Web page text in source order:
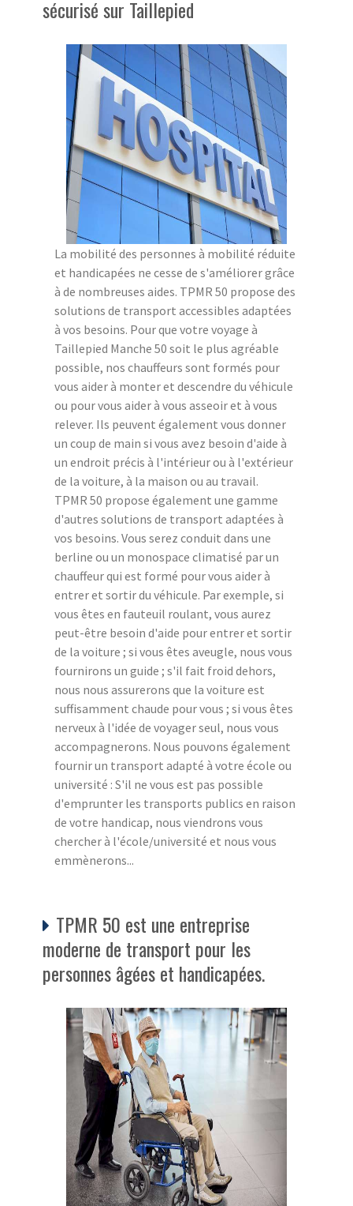
sécurisé sur Taillepied
La mobilité des personnes à mobilité réduite
et handicapées ne cesse de s'améliorer grâce
à de nombreuses aides. TPMR 50 propose des
solutions de transport accessibles adaptées
à vos besoins. Pour que votre voyage à
Taillepied Manche 50 soit le plus agréable
possible, nos chauffeurs sont formés pour
vous aider à monter et descendre du véhicule
ou pour vous aider à vous asseoir et à vous
relever. Ils peuvent également vous donner
un coup de main si vous avez besoin d'aide à
un endroit précis à l'intérieur ou à l'extérieur
de la voiture, à la maison ou au travail.
TPMR 50 propose également une gamme
d'autres solutions de transport adaptées à
vos besoins. Vous serez conduit dans une
berline ou un monospace climatisé par un
chauffeur qui est formé pour vous aider à
entrer et sortir du véhicule. Par exemple, si
vous êtes en fauteuil roulant, vous aurez
peut-être besoin d'aide pour entrer et sortir
de la voiture ; si vous êtes aveugle, nous vous
fournirons un guide ; s'il fait froid dehors,
nous nous assurerons que la voiture est
suffisamment chaude pour vous ; si vous êtes
nerveux à l'idée de voyager seul, nous vous
accompagnerons. Nous pouvons également
fournir un transport adapté à votre école ou
université : S'il ne vous est pas possible
d'emprunter les transports publics en raison
de votre handicap, nous viendrons vous
chercher à l'école/université et nous vous
emmènerons...
TPMR 50 est une entreprise
moderne de transport pour les
personnes âgées et handicapées.